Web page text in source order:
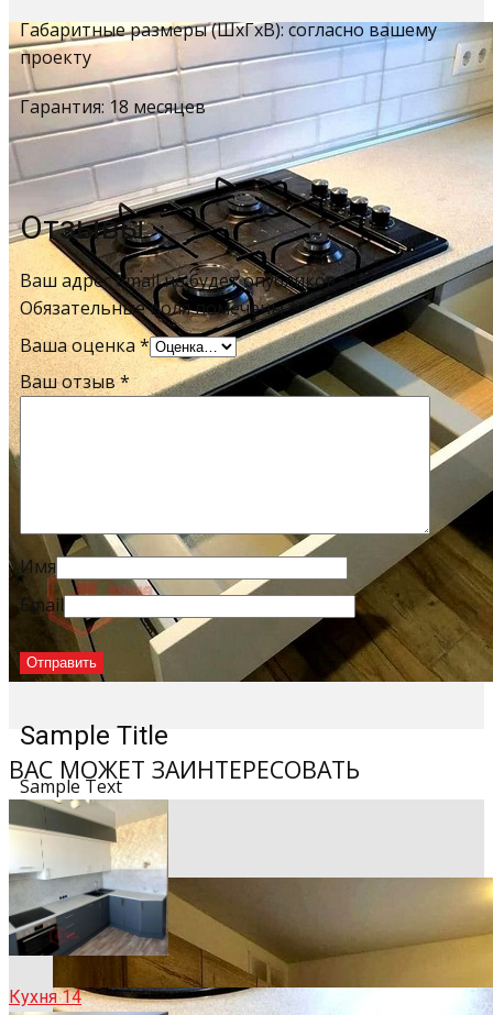
Sample Title
Sample Text
Габаритные размеры (ШхГхВ): согласно вашему
проекту
Гарантия: 18 месяцев
Отзывы
Ваш адрес email не будет опубликован.
Обязательные поля помечены*
Ваша оценка*
Ваш отзыв*
Имя
Email
ВАС МОЖЕТ ЗАИНТЕРЕСОВАТЬ
Кухня 14